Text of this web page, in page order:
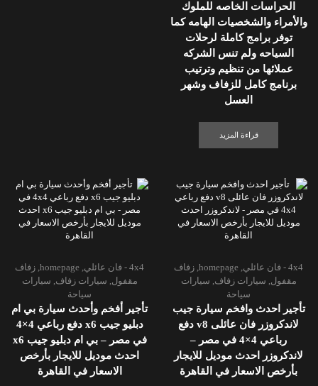
الحراسات الخاصه للملوك
والأمراء والشخصيات الهامه كما
توفر برامج كاملة لرحلات
السياحه ولم تنس الشركه
عملائها من تنظيم وترتيب
برنامج كامل للزفاف وشهر
العسل
قراءة المزيد
4x4 - فان عائلي homepage زفاف
مقفول سيارات زفاف سيارات
سياحة
تأجير احدث وافخم سيارة جيب
لاندكروزر فان عائلى v8 دفع
رباعي 4×4 في مصر –
لاندكروزر احدث موديل للايجار
بأرخص الاسعار في القاهرة
4x4 - فان عائلي homepage زفاف
مقفول سيارات زفاف سيارات
سياحة
تأجير أفخم وأحدث سيارة بي ام
دبليو جيب x6 دفع رباعي 4×4
في مصر – بي ام دبليو جيب x6
احدث موديل للايجار بأرخص
الاسعار في القاهرة